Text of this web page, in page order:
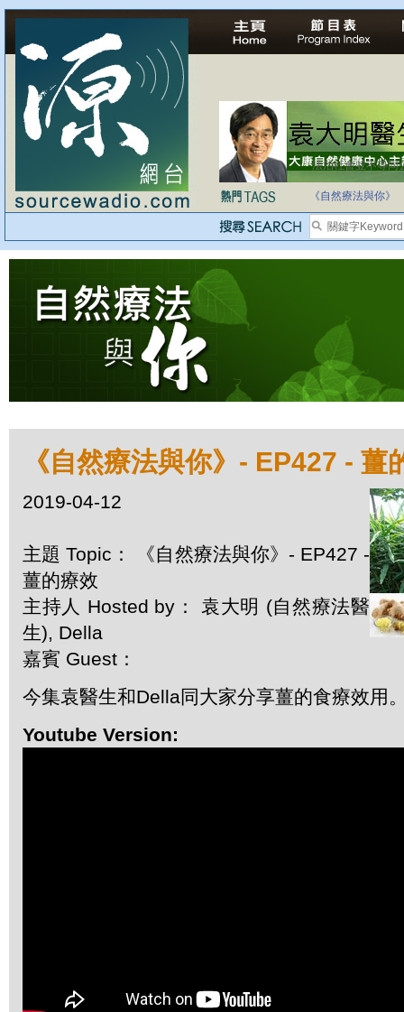
法治社會並不等同
《自然療法與你》
《自然療法與你》- EP427 - 薑
2019-04-12
主題 Topic： 《自然療法與你》- EP427 -
薑的療效
主持人 Hosted by： 袁大明 (自然療法醫
生), Della
嘉賓 Guest：
今集袁醫生和Della同大家分享薑的食療效用
Youtube Version: